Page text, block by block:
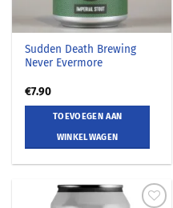
Sudden Death Brewing
Never Evermore
€7.90
TOEVOEGEN AAN
WINKELWAGEN